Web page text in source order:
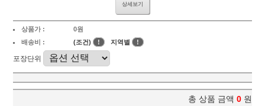
상세보기
상품가 :
0원
배송비 :
(조건) ! 지역별 !
포장단위
총 상품 금액 0 원